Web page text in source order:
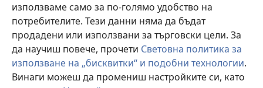
използваме само за по-голямо удобство на
потребителите. Тези данни няма да бъдат
продадени или използвани за търговски цели. За
да научиш повече, прочети Световна политика за
използване на „бисквитки“ и подобни технологии.
Винаги можеш да промениш настройките си, като
Watchtower Library ®
Copyright© 2026 Watch Tower Bible and Tract Society of Pennsylvania.